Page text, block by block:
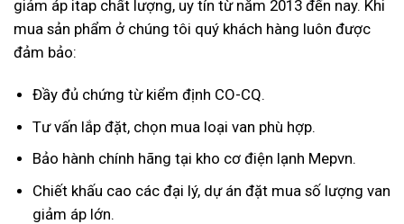
giảm áp itap chất lượng, uy tín từ năm 2013 đến nay. Khi
mua sản phẩm ở chúng tôi quý khách hàng luôn được
đảm bảo:
Đầy đủ chứng từ kiểm định CO-CQ.
Tư vấn lắp đặt, chọn mua loại van phù hợp.
Bảo hành chính hãng tại kho cơ điện lạnh Mepvn.
Chiết khấu cao các đại lý, dự án đặt mua số lượng van
giảm áp lớn.